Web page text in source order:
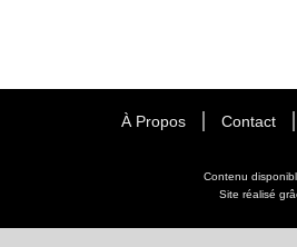
À Propos Contact
Contenu
Site réalisé